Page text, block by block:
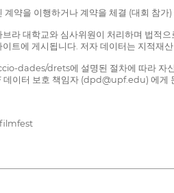
계약을 이행하거나 계약을 체결 (대회 참
라 대학교와 심사위원이 처리하며 법적
트에 게시됩니다. 저자 데이터는 지적재
drets에 설명된 절차에 따라 자신
데이터 보호 책임자 (dpd@upf.edu) 에